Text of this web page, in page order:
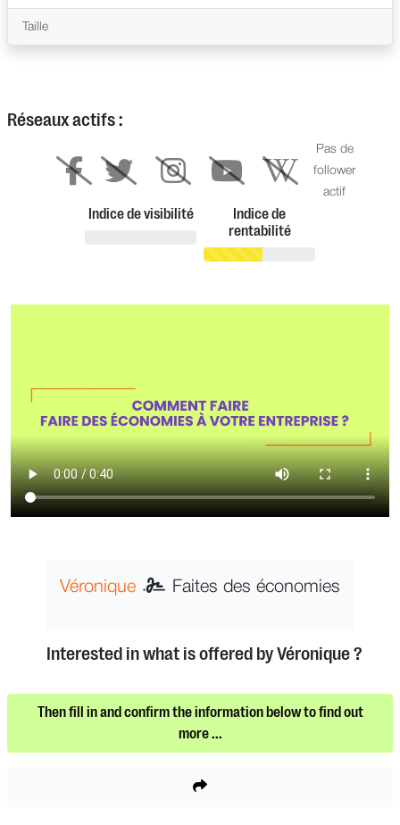
Taille
Réseaux actifs :
Pas de
follower
actif
Indice de visibilité
Indice de
rentabilité
Véronique Faites des économies
Interested in what is offered by Véronique ?
Then fill in and confirm the information below to find out
more ...